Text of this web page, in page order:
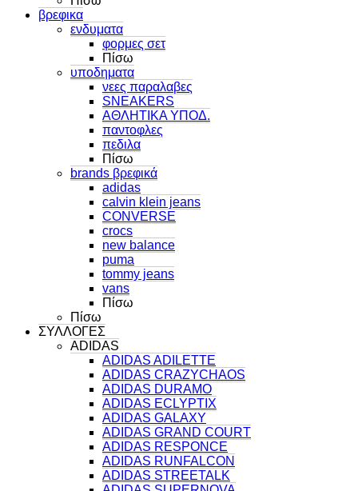
βρεφικα
ενδυματα
φορμες σετ
Πίσω
υποδηματα
νεες παραλαβες
SNEAKERS
ΑΘΛΗΤΙΚΑ ΥΠΟΔ.
παντοφλες
πεδιλα
Πίσω
brands βρεφικά
adidas
calvin klein jeans
CONVERSE
crocs
new balance
puma
tommy jeans
vans
Πίσω
Πίσω
ΣΥΛΛΟΓΕΣ
ADIDAS
ADIDAS ADILETTE
ADIDAS CRAZYCHAOS
ADIDAS DURAMO
ADIDAS ECLYPTIX
ADIDAS GALAXY
ADIDAS GRAND COURT
ADIDAS RESPONCE
ADIDAS RUNFALCON
ADIDAS STREETALK